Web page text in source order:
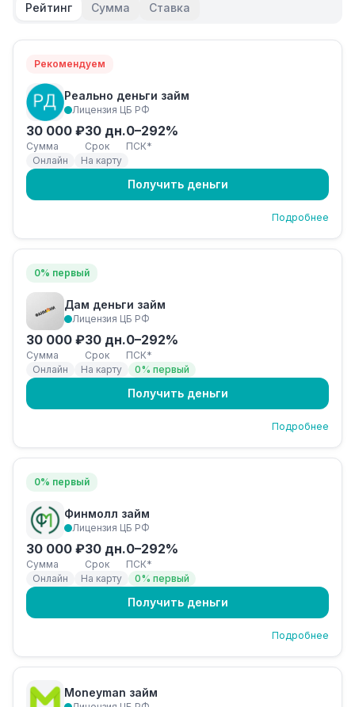
Рейтинг
Сумма Ставка
Рекомендуем
Реально деньги займ
Лицензия ЦБ РФ
30 000 ₽
Сумма
30 дн.
Срок
0–292%
ПСК*
Онлайн
На карту
Получить деньги
Подробнее
0% первый
Дам деньги займ
Лицензия ЦБ РФ
30 000 ₽
Сумма
30 дн.
Срок
0–292%
ПСК*
Онлайн
На карту 0% первый
Получить деньги
Подробнее
0% первый
Финмолл займ
Лицензия ЦБ РФ
30 000 ₽
Сумма
30 дн.
Срок
0–292%
ПСК*
Онлайн
На карту 0% первый
Получить деньги
Подробнее
Moneyman займ